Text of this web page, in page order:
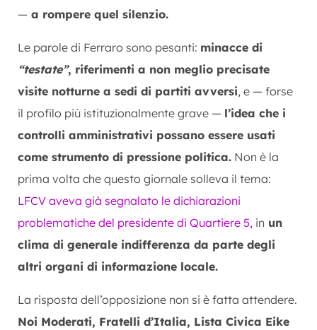
— a rompere quel silenzio.
Le parole di Ferraro sono pesanti: minacce di
“testate”, riferimenti a non meglio precisate
visite notturne a sedi di partiti avversi, e — forse
il profilo più istituzionalmente grave — l’idea che i
controlli amministrativi possano essere usati
come strumento di pressione politica. Non è la
prima volta che questo giornale solleva il tema:
LFCV aveva già segnalato le dichiarazioni
problematiche del presidente di Quartiere 5, in un
clima di generale indifferenza da parte degli
altri organi di informazione locale.
La risposta dell’opposizione non si è fatta attendere.
Noi Moderati, Fratelli d’Italia, Lista Civica Eike